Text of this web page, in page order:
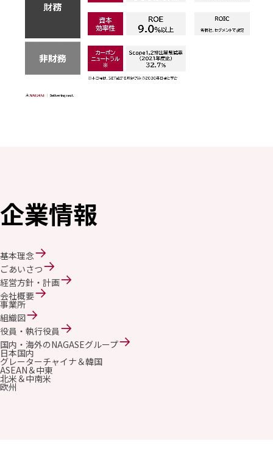
企業情報
基本理念
ごあいさつ
経営方針・計画
会社概要
事業所
組織図
役員・執行役員
国内・海外のNAGASEグループ
日本国内
グレーターチャイナ＆韓国
ASEAN＆中東
北米＆中南米
欧州